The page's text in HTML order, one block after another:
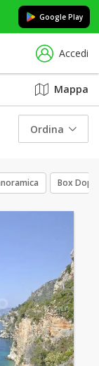
Google Play
Accedi
Mappa
Ordina
Box